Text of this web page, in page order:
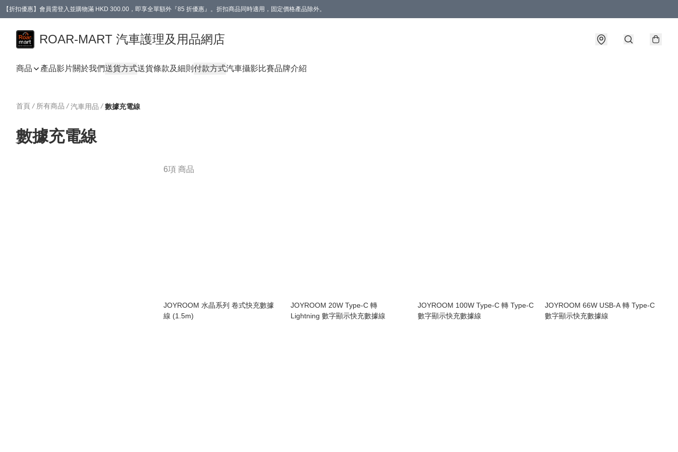
【折扣優惠】會員需登入並購物滿 HKD 300.00，即享全單額外『85 折優惠』。折扣商品同時適用，固定價格產品除外。
ROAR-MART 汽車護理及用品網店
商品 產品影片關於我們送貨方式送貨條款及細則 付款方式汽車攝影比賽品牌介紹
首頁 / 所有商品 / 汽車用品 / 數據充電線
數據充電線
6項 商品
JOYROOM 水晶系列 卷式快充數據
線 (1.5m)
JOYROOM 20W Type-C 轉
Lightning 數字顯示快充數據線
JOYROOM 100W Type-C 轉 Type-C
數字顯示快充數據線
JOYROOM 66W USB-A 轉 Type-C
數字顯示快充數據線